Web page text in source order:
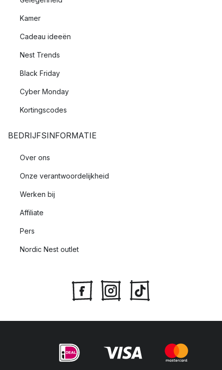
Kamer
Cadeau ideeën
Nest Trends
Black Friday
Cyber Monday
Kortingscodes
BEDRIJFSINFORMATIE
Over ons
Onze verantwoordelijkheid
Werken bij
Affiliate
Pers
Nordic Nest outlet